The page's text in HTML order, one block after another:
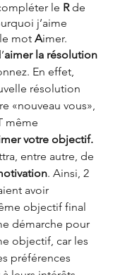
le R de
j’aime
mot Aimer.
aimer la résolution
En effet,
résolution
«nouveau vous»,
même
votre objectif.
entre autre, de
. Ainsi, 2
avoir
objectif final
démarche pour
objectif, car les
préférences